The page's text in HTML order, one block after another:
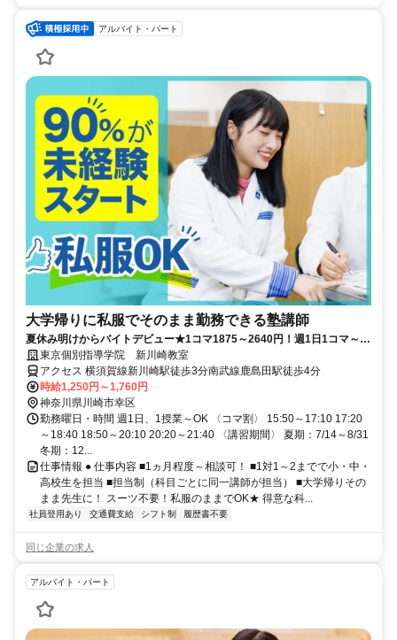
アルバイト・パート
大学帰りに私服でそのまま勤務できる塾講師
夏休み明けからバイトデビュー★1コマ1875～2640円！週1日1コマ～私
服でok◎
東京個別指導学院 新川崎教室
アクセス 横須賀線新川崎駅徒歩3分南武線鹿島田駅徒歩4分
時給1,250円～1,760円
神奈川県川崎市幸区
勤務曜日・時間 週1日、1授業～OK 〈コマ割〉 15:50～17:10 17:20
～18:40 18:50～20:10 20:20～21:40 〈講習期間〉 夏期：7/14～8/31
冬期：12...
仕事情報 ● 仕事内容 ■1ヵ月程度～相談可！ ■1対1～2までで小・中・
高校生を担当 ■担当制（科目ごとに同一講師が担当） ■大学帰りその
まま先生に！ スーツ不要！私服のままでOK★ 得意な科...
社員登用あり 交通費支給 シフト制 履歴書不要
同じ企業の求人
アルバイト・パート